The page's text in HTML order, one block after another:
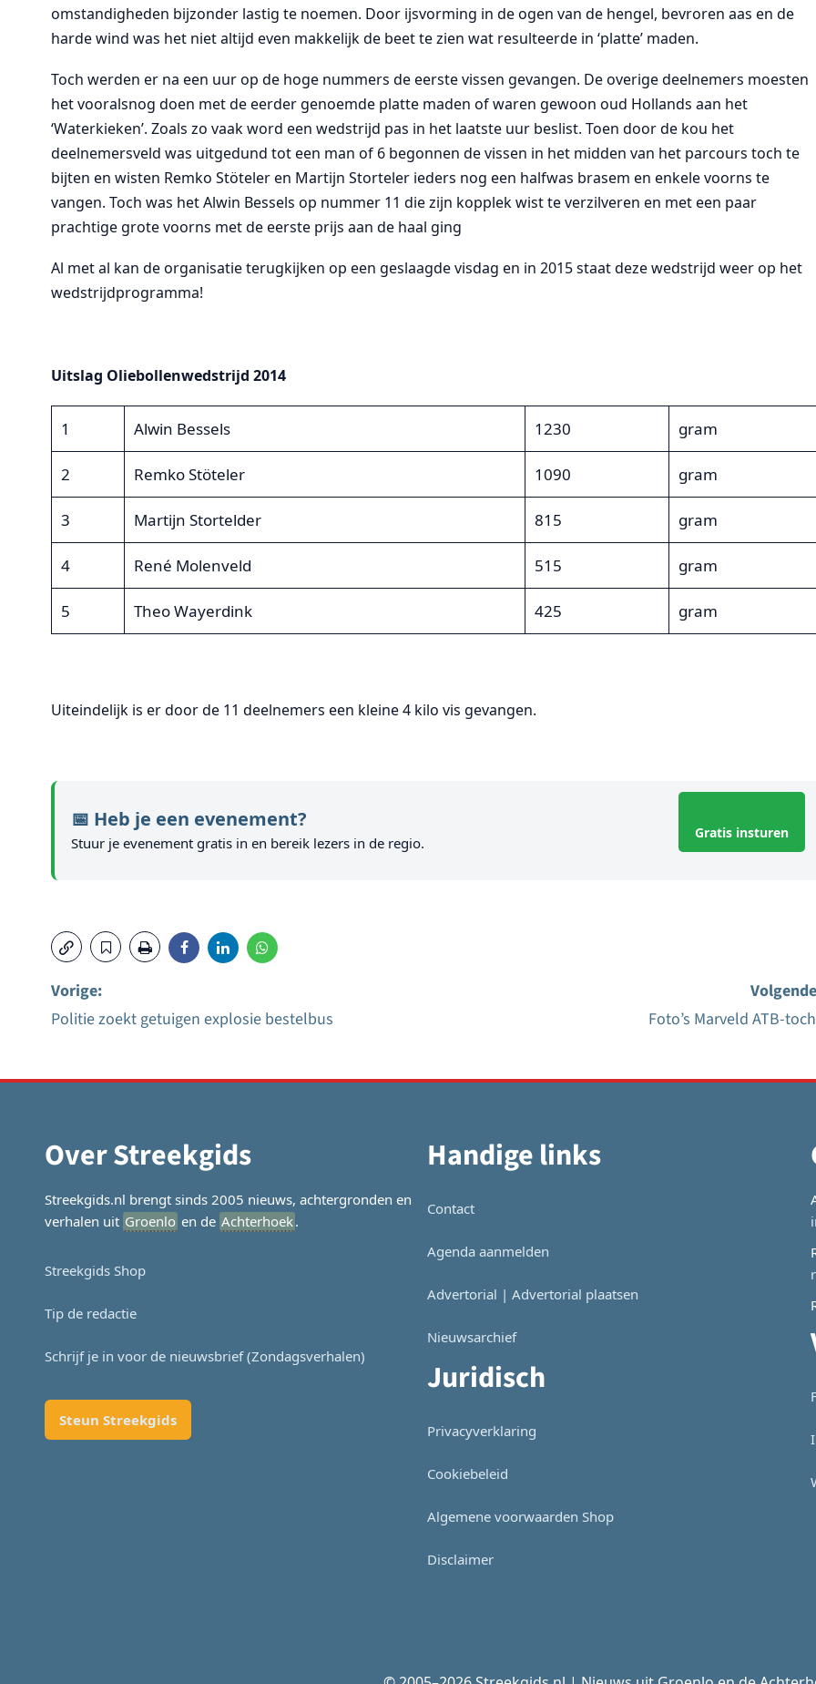
omstandigheden bijzonder lastig te noemen. Door ijsvorming in de ogen van de hengel, bevroren aas en de
harde wind was het niet altijd even makkelijk de beet te zien wat resulteerde in ‘platte’ maden.
Toch werden er na een uur op de hoge nummers de eerste vissen gevangen. De overige deelnemers moesten
het vooralsnog doen met de eerder genoemde platte maden of waren gewoon oud Hollands aan het
‘Waterkieken’. Zoals zo vaak word een wedstrijd pas in het laatste uur beslist. Toen door de kou het
deelnemersveld was uitgedund tot een man of 6 begonnen de vissen in het midden van het parcours toch te
bijten en wisten Remko Stöteler en Martijn Storteler ieders nog een halfwas brasem en enkele voorns te
vangen. Toch was het Alwin Bessels op nummer 11 die zijn kopplek wist te verzilveren en met een paar
prachtige grote voorns met de eerste prijs aan de haal ging
Al met al kan de organisatie terugkijken op een geslaagde visdag en in 2015 staat deze wedstrijd weer op het
wedstrijdprogramma!
Uitslag Oliebollenwedstrijd 2014
1 Alwin Bessels 1230 gram
2 Remko Stöteler 1090 gram
3 Martijn Stortelder 815 gram
4 René Molenveld 515 gram
5 Theo Wayerdink 425 gram
Uiteindelijk is er door de 11 deelnemers een kleine 4 kilo vis gevangen.
📅 Heb je een evenement?
Stuur je evenement gratis in en bereik lezers in de regio.
Gratis insturen
navigatie
Vorige:
Politie zoekt getuigen explosie bestelbus
Foto’s Marveld ATB-
Over Streekgids
Streekgids.nl brengt sinds 2005 nieuws, achtergronden en
verhalen uit Groenlo en de Achterhoek.
Streekgids Shop
Tip de redactie
Schrijf je in voor de nieuwsbrief (Zondagsverhalen)
Steun Streekgids
Handige links
Contact
Agenda aanmelden
Advertorial | Advertorial plaatsen
Nieuwsarchief
Juridisch
Privacyverklaring
Cookiebeleid
Algemene voorwaarden Shop
Disclaimer